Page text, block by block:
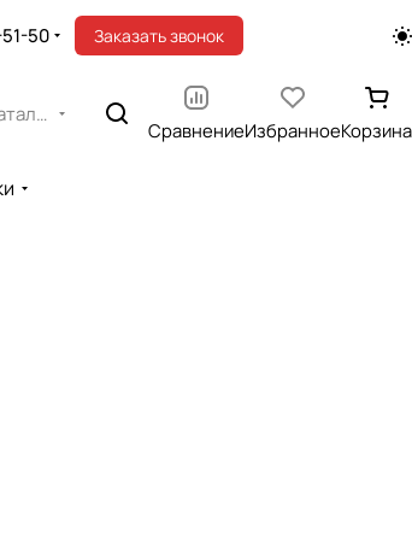
50 Заказать звонок
Каталог
СравнениеИзбранноеКорзина